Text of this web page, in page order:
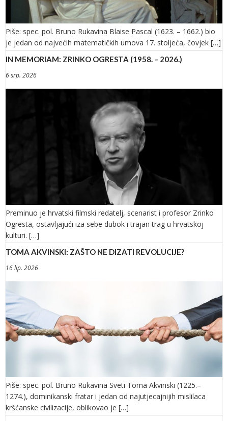
Piše: spec. pol. Bruno Rukavina Blaise Pascal (1623. – 1662.) bio
je jedan od najvećih matematičkih umova 17. stoljeća, čovjek […]
IN MEMORIAM: ZRINKO OGRESTA (1958. – 2026.)
6 srp. 2026
Preminuo je hrvatski filmski redatelj, scenarist i profesor Zrinko
Ogresta, ostavljajući iza sebe dubok i trajan trag u hrvatskoj
kulturi. […]
TOMA AKVINSKI: ZAŠTO NE DIZATI REVOLUCIJE?
16 lip. 2026
Piše: spec. pol. Bruno Rukavina Sveti Toma Akvinski (1225.–
1274.), dominikanski fratar i jedan od najutjecajnijih mislilaca
kršćanske civilizacije, oblikovao je […]